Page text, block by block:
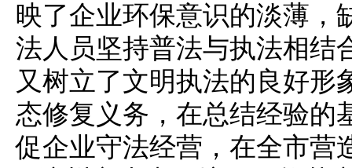
映了企业环保意识的淡薄，
法人员坚持普法与执法相结
又树立了文明执法的良好形
态修复义务，在总结经验的
促企业守法经营，在全市营